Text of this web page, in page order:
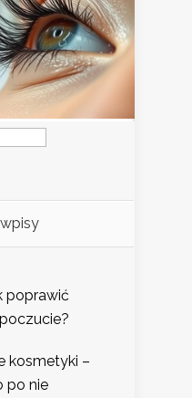
poprawić
kosmetyki –
po nie